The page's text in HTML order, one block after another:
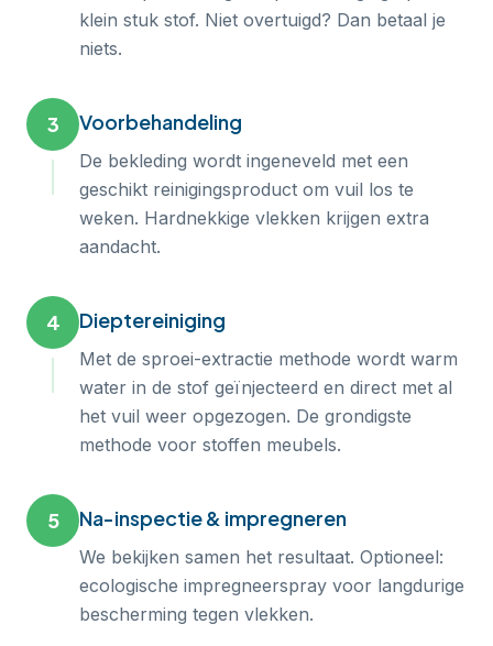
klein stuk stof. Niet overtuigd? Dan betaal je
niets.
3 Voorbehandeling
De bekleding wordt ingeneveld met een
geschikt reinigingsproduct om vuil los te
weken. Hardnekkige vlekken krijgen extra
aandacht.
4 Dieptereiniging
Met de sproei-extractie methode wordt warm
water in de stof geïnjecteerd en direct met al
het vuil weer opgezogen. De grondigste
methode voor stoffen meubels.
5 Na-inspectie & impregneren
We bekijken samen het resultaat. Optioneel:
ecologische impregneerspray voor langdurige
bescherming tegen vlekken.